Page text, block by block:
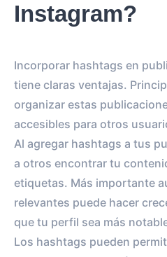
Instagram?
Incorporar hashtags en
tiene claras ventajas.
organizar estas
accesibles para otros
Al agregar hashtags a tus
a otros encontrar tu
etiquetas. Más importante
relevantes puede hacer
que tu perfil sea más
Los hashtags pueden